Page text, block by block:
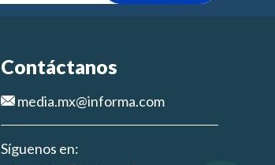
Contáctanos
media.mx@informa.com
Síguenos en: